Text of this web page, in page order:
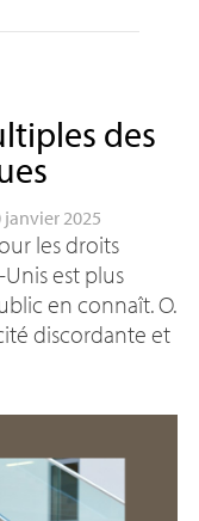
des
janvier 2025
les droits
est plus
en connaît. O.
discordante et